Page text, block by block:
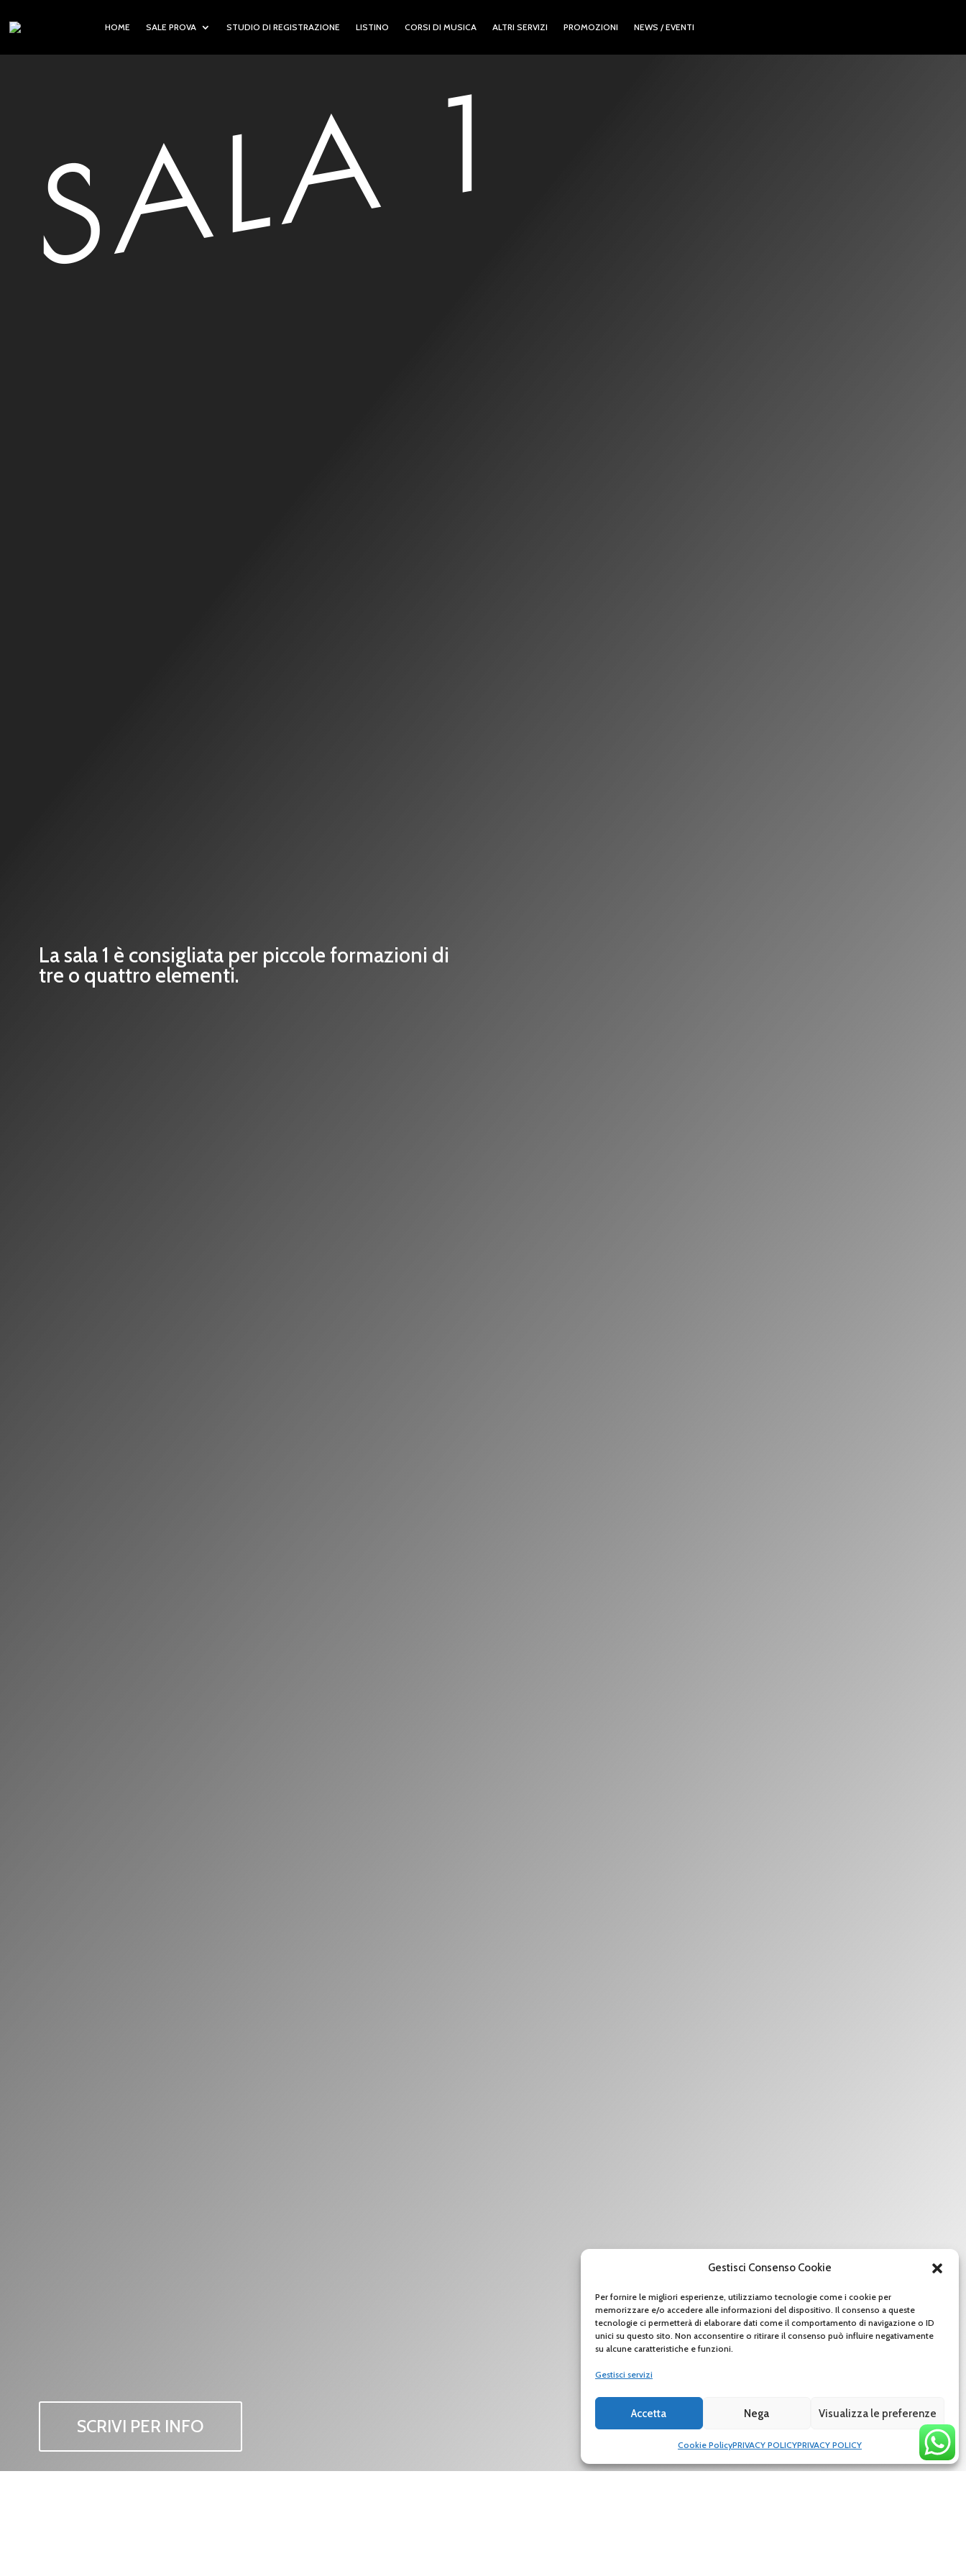
Gestisci Consenso Cookie
Per fornire le migliori esperienze, utilizziamo tecnologie come i cookie per
memorizzare e/o accedere alle informazioni del dispositivo. Il consenso a queste
tecnologie ci permetterà di elaborare dati come il comportamento di navigazione o ID
unici su questo sito. Non acconsentire o ritirare il consenso può influire negativamente
su alcune caratteristiche e funzioni.
Gestisci servizi
Accetta Nega Visualizza le preferenze
Cookie PolicyPRIVACY POLICYPRIVACY POLICY
HOME SALE PROVA STUDIO DI REGISTRAZIONE LISTINO CORSI DI MUSICA ALTRI SERVIZI PROMOZIONI NEWS / EVENTI
SALA 1
La sala 1 è consigliata per piccole formazioni di
tre o quattro elementi.
SCRIVI PER INFO